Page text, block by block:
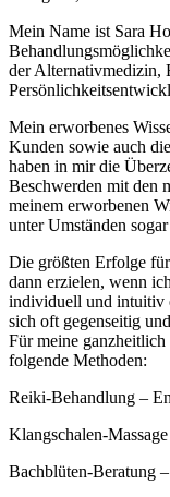
Mein Name ist Sara
der Alternativmedizin,
Mein erworbenes
Kunden sowie auch
haben in mir die
Beschwerden mit den
meinem erworbenen
unter Umständen
Die größten Erfolge
dann erzielen, wenn
individuell und intuitiv
sich oft gegenseitig
Für meine
folgende Methoden:
Reiki-Behandlung –
Klangschalen-
Bachblüten-Beratung